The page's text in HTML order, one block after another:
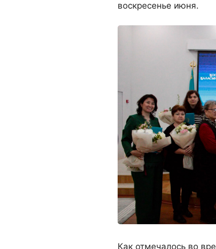
воскресенье июня.
Как отмечалось во